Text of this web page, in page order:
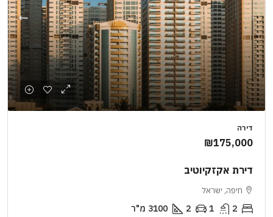
דירה
₪175,000
דירת אקזקיוטיב
חיפה, ישראל
2
1
2
3100 מ"ר